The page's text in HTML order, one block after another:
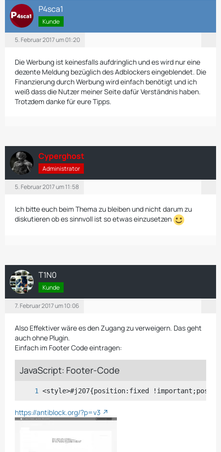
P4sca1
Kunde
5. Februar 2017 um 01:20
Die Werbung ist keinesfalls aufdringlich und es wird nur eine
dezente Meldung bezüglich des Adblockers eingeblendet. Die
Finanzierung durch Werbung wird einfach benötigt und ich
weiß dass die Nutzer meiner Seite dafür Verständnis haben.
Trotzdem danke für eure Tipps.
Cyperghost
Administrator
5. Februar 2017 um 11:58
Ich bitte euch beim Thema zu bleiben und nicht darum zu
diskutieren ob es sinnvoll ist so etwas einzusetzen
T1N0
Kunde
7. Februar 2017 um 10:06
Also Effektiver wäre es den Zugang zu verweigern. Das geht
auch ohne Plugin.
Einfach im Footer Code eintragen:
JavaScript: Footer-Code
<style>#j207{position:fixed
https://antiblock.org/?p=v3